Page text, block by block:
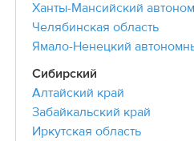
Ханты-Мансийский
Челябинская область
Ямало-Ненецкий
Сибирский
Алтайский край
Забайкальский край
Иркутская область